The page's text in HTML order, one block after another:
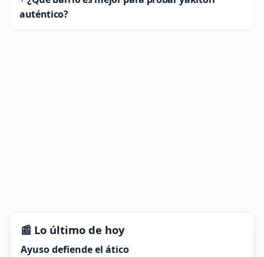
auténtico?
📰 Lo último de hoy
Ayuso defiende el ático